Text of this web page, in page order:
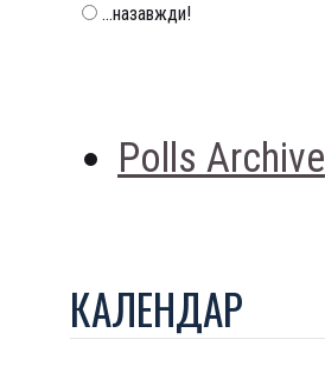
...назавжди!
Polls Archive
КАЛЕНДАР